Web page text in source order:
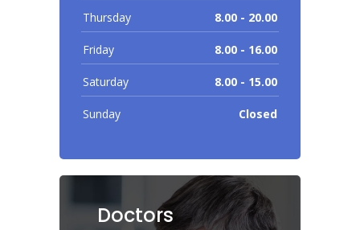
Thursday 8.00 - 20.00
Friday 8.00 - 16.00
Saturday 8.00 - 15.00
Sunday Closed
Doctors